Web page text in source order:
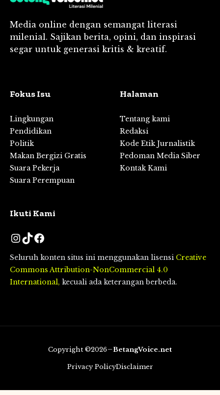
Media online dengan semangat literasi
milenial. Sajikan berita, opini, dan inspirasi
segar untuk generasi kritis & kreatif.
Fokus Isu
Lingkungan
Pendidikan
Politik
Makan Bergizi Gratis
Suara Pekerja
Suara Perempuan
Halaman
Tentang kami
Redaksi
Kode Etik Jurnalistik
Pedoman Media Siber
Kontak Kami
Ikuti Kami
Instagram
TikTok
Facebook
Seluruh konten situs ini menggunakan lisensi Creative
Commons Attribution-NonCommercial 4.0
International, kecuali ada keterangan berbeda.
Copyright ©2026 BetangVoice.net
Privacy PolicyDisclaimer